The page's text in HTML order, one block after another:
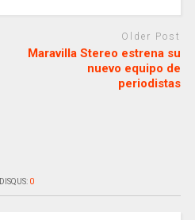
Older Post
Maravilla Stereo estrena su
nuevo equipo de
periodistas
DISQUS: 0